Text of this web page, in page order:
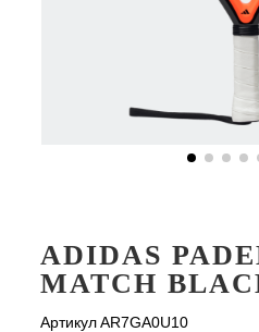
ADIDAS
MATCH
Артикул AR7GA0U10